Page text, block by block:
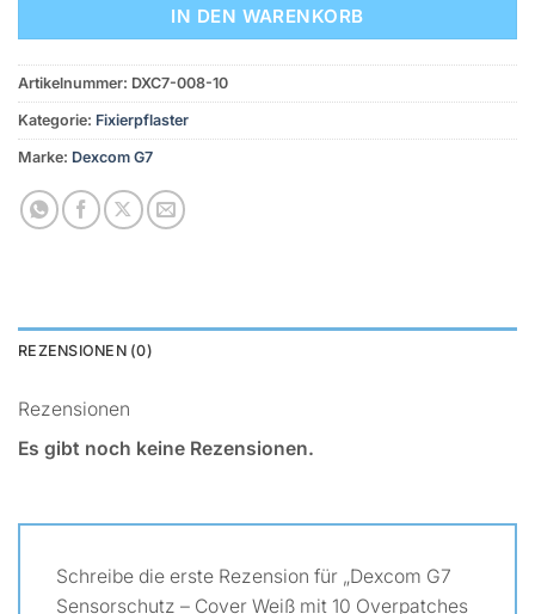
IN DEN WARENKORB
Artikelnummer: DXC7-008-10
Kategorie: Fixierpflaster
Marke: Dexcom G7
REZENSIONEN (0)
Rezensionen
Es gibt noch keine Rezensionen.
Schreibe die erste Rezension für „Dexcom G7
Sensorschutz – Cover Weiß mit 10 Overpatches